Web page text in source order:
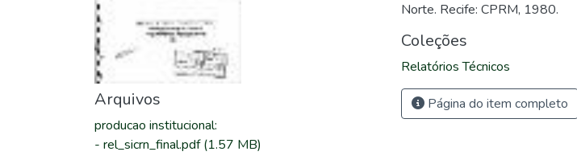
Arquivos
producao institucional:
- rel_sicrn_final.pdf(1.57 MB)
Norte. Recife: CPRM, 1980.
Coleções
Relatórios Técnicos
Página do item completo